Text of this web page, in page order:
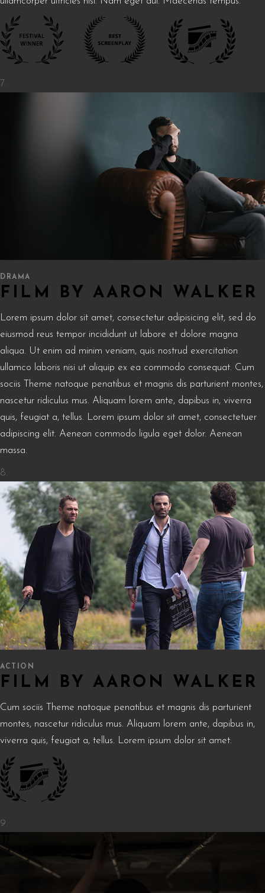
DRAMA
FILM BY AARON WALKER
Lorem ipsum dolor sit amet, consectetur adipisicing elit, sed do
eiusmod reus tempor incididunt ut labore et dolore magna
aliqua. Ut enim ad minim veniam, quis nostrud exercitation
ullamco laboris nisi ut aliquip ex ea commodo consequat. Cum
sociis Theme natoque penatibus et magnis dis parturient montes,
nascetur ridiculus mus. Aliquam lorem ante, dapibus in, viverra
quis, feugiat a, tellus. Lorem ipsum dolor sit amet, consectetuer
adipiscing elit. Aenean commodo ligula eget dolor. Aenean
massa.
ACTION
FILM BY AARON WALKER
Cum sociis Theme natoque penatibus et magnis dis parturient
montes, nascetur ridiculus mus. Aliquam lorem ante, dapibus in,
viverra quis, feugiat a, tellus. Lorem ipsum dolor sit amet.